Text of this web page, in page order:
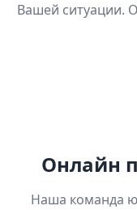
Вашей ситуации.
Онлайн
Наша команда